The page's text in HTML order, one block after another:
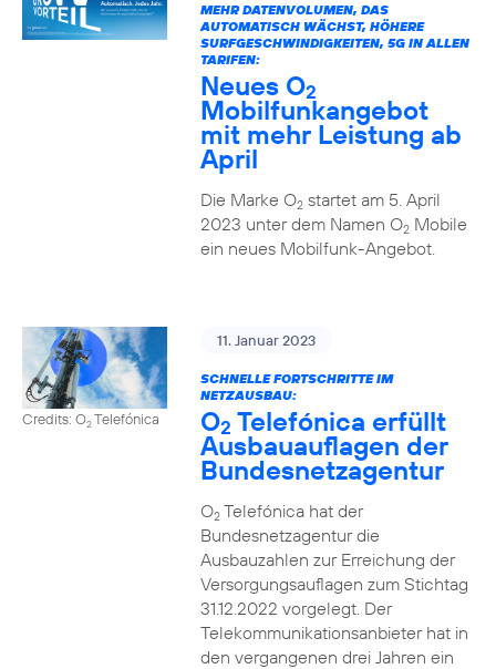
MEHR DATENVOLUMEN, DAS
AUTOMATISCH WÄCHST, HÖHERE
SURFGESCHWINDIGKEITEN, 5G IN ALLEN
TARIFEN:
Neues O2
Mobilfunkangebot
mit mehr Leistung ab
April
Die Marke O2startet am 5. April
2023 unter dem Namen O2Mobile
ein neues Mobilfunk-Angebot.
Credits: O2Telefónica
11. Januar 2023
SCHNELLE FORTSCHRITTE IM
NETZAUSBAU:
O2 Telefónica erfüllt
Ausbauauflagen der
Bundesnetzagentur
O2Telefónica hat der
Bundesnetzagentur die
Ausbauzahlen zur Erreichung der
Versorgungsauflagen zum Stichtag
31.12.2022 vorgelegt. Der
Telekommunikationsanbieter hat in
den vergangenen drei Jahren ein